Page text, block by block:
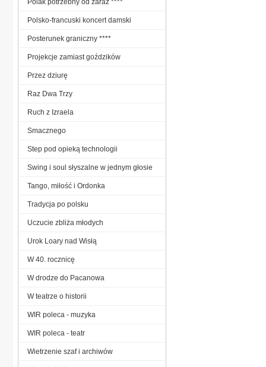
Polsko-francuski koncert damski
Posterunek graniczny ****
Projekcje zamiast goździków
Przez dziurę
Raz Dwa Trzy
Ruch z Izraela
Smacznego
Step pod opieką technologii
Swing i soul słyszalne w jednym głosie
Tango, miłość i Ordonka
Tradycja po polsku
Uczucie zbliża młodych
Urok Loary nad Wisłą
W 40. rocznicę
W drodze do Pacanowa
W teatrze o historii
WIR poleca - muzyka
WIR poleca - teatr
Wietrzenie szaf i archiwów